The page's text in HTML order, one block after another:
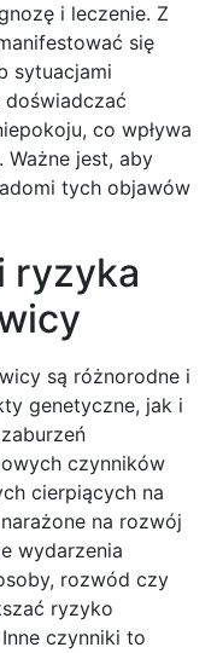
i leczenie. Z
się
sytuacjami
doświadczać
co wpływa
Ważne jest, aby
tych objawów
ryzyka
są różnorodne i
genetyczne, jak i
czynników
cierpiących na
na rozwój
wydarzenia
rozwód czy
ryzyko
czynniki to